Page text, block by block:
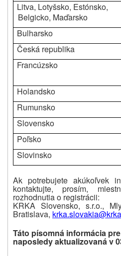
Litva, Lotyšsko, Estónsko,
Belgicko, Maďarsko
Bulharsko
Česká republika
Francúzsko
Holandsko
Rumunsko
Slovensko
Poľsko
Slovinsko
Ak potrebujete akúkoľvek
kontaktujte, prosím,
rozhodnutia o registrácii:
KRKA Slovensko, s.r.o.,
Bratislava,
Táto písomná informácia
naposledy aktualizovaná v